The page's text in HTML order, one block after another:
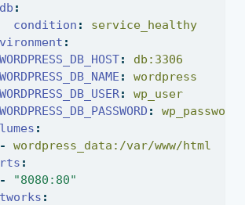
db :
condition :
service_healthy
:
WORDPRESS_DB_HOST:
db:3306
WORDPRESS_DB_NAME :
wordpress
WORDPRESS_DB_USER:
wp_user
WORDPRESS_DB_PASSWORD :
wp_password
:
-
wordpress_data:/var/www/html
:
-
"8080:80"
: